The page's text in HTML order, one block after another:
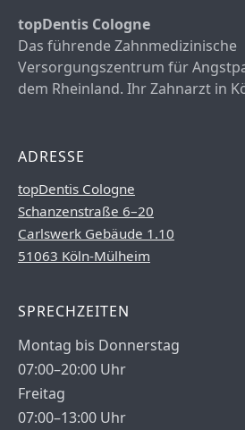
topDentis Cologne
Das führende Zahnmedizinische
Versorgungszentrum für
dem Rheinland. Ihr Zahnarzt in
ADRESSE
topDentis Cologne
Schanzenstraße 6–20
Carlswerk Gebäude 1.10
51063 Köln-Mülheim
SPRECHZEITEN
Montag bis Donnerstag
07:00–20:00 Uhr
Freitag
07:00–13:00 Uhr